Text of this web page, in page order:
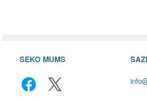
SEKO MUMS